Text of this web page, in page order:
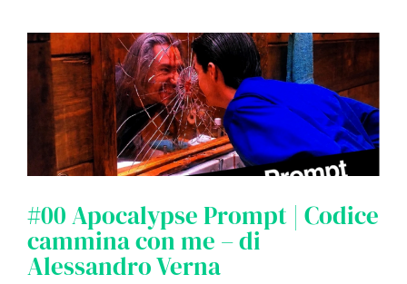
#00 Apocalypse Prompt | Codice
cammina con me – di
Alessandro Verna